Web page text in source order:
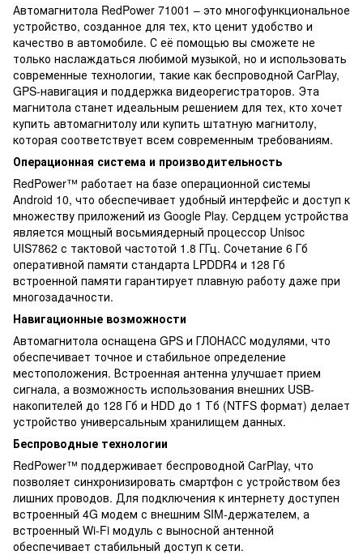
Автомагнитола RedPower 71001 – это многофункциональное
устройство, созданное для тех, кто ценит удобство и
качество в автомобиле. С её помощью вы сможете не
только наслаждаться любимой музыкой, но и использовать
современные технологии, такие как беспроводной CarPlay,
GPS-навигация и поддержка видеорегистраторов. Эта
магнитола станет идеальным решением для тех, кто хочет
купить автомагнитолу или купить штатную магнитолу,
которая соответствует всем современным требованиям.
Операционная система и производительность
RedPower™ работает на базе операционной системы
Android 10, что обеспечивает удобный интерфейс и доступ к
множеству приложений из Google Play. Сердцем устройства
является мощный восьмиядерный процессор Unisoc
UIS7862 с тактовой частотой 1.8 ГГц. Сочетание 6 Гб
оперативной памяти стандарта LPDDR4 и 128 Гб
встроенной памяти гарантирует плавную работу даже при
многозадачности.
Навигационные возможности
Автомагнитола оснащена GPS и ГЛОНАСС модулями, что
обеспечивает точное и стабильное определение
местоположения. Встроенная антенна улучшает прием
сигнала, а возможность использования внешних USB-
накопителей до 128 Гб и HDD до 1 Тб (NTFS формат) делает
устройство универсальным хранилищем данных.
Беспроводные технологии
RedPower™ поддерживает беспроводной CarPlay, что
позволяет синхронизировать смартфон с устройством без
лишних проводов. Для подключения к интернету доступен
встроенный 4G модем с внешним SIM-держателем, а
встроенный Wi-Fi модуль с выносной антенной
обеспечивает стабильный доступ к сети.